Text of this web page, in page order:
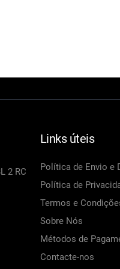
2 RC
Links úteis
Política de Envio e
Política de
Termos e
Sobre Nós
Métodos de
Contacte-nos